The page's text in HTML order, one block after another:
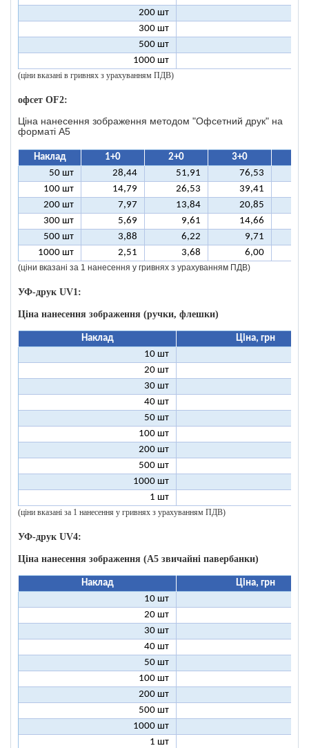
200 шт
300 шт
500 шт
1000 шт
(ціни вказані в гривнях з урахуванням ПДВ)
офсет OF2:
Ціна нанесення зображення методом "Офсетний друк" на
форматі A5
Наклад 1+0 2+0 3+0
50 шт
28,44 51,91 76,53
100 шт
14,79 26,53 39,41
200 шт
7,97 13,84 20,85
300 шт
5,69 9,61 14,66
500 шт
3,88 6,22 9,71
1000 шт
2,51 3,68 6,00
(ціни вказані за 1 нанесення у гривнях з урахуванням ПДВ)
УФ-друк UV1:
Ціна нанесення зображення (ручки, флешки)
Наклад
Ціна, грн
10 шт
20 шт
30 шт
40 шт
50 шт
100 шт
200 шт
500 шт
1000 шт
1 шт
(ціни вказані за 1 нанесення у гривнях з урахуванням ПДВ)
УФ-друк UV4:
Ціна нанесення зображення (А5 звичайні павербанки)
Наклад
Ціна, грн
10 шт
20 шт
30 шт
40 шт
50 шт
100 шт
200 шт
500 шт
1000 шт
1 шт